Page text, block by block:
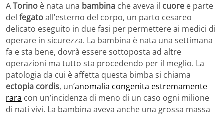
ATorino è nata una bambina che aveva il cuore e parte
del fegatoall’esterno del corpo, un parto cesareo
delicato eseguito in due fasi per permettere ai medici di
operare in sicurezza. La bambina è nata una settimana
fa e sta bene, dovrà essere sottoposta ad altre
operazioni ma tutto sta procedendo per il meglio. La
patologia da cui è affetta questa bimba si chiama
ectopia cordis, un’anomalia congenita estremamente
rara con un’incidenza di meno di un caso ogni milione
di nati vivi. La bambina aveva anche una grossa massa